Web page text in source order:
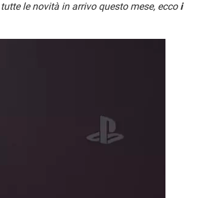
le novità in arrivo questo mese, ecco i